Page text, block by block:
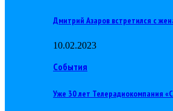
Дмитрий Азаров встретился с
10.02.2023
События
Уже 30 лет Телерадиокомпания